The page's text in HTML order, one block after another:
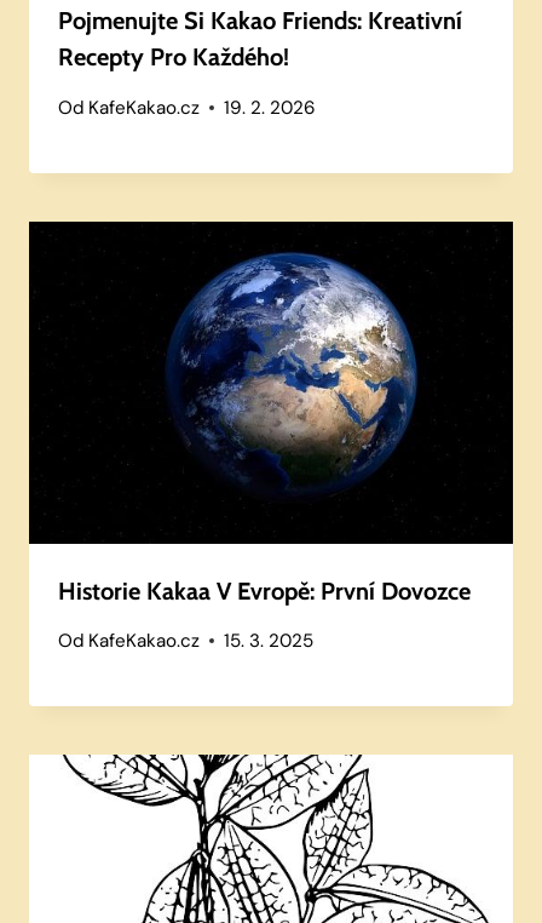
Pojmenujte Si Kakao Friends: Kreativní
Recepty Pro Každého!
Od KafeKakao.cz 19. 2. 2026
Historie Kakaa V Evropě: První Dovozce
Od KafeKakao.cz 15. 3. 2025